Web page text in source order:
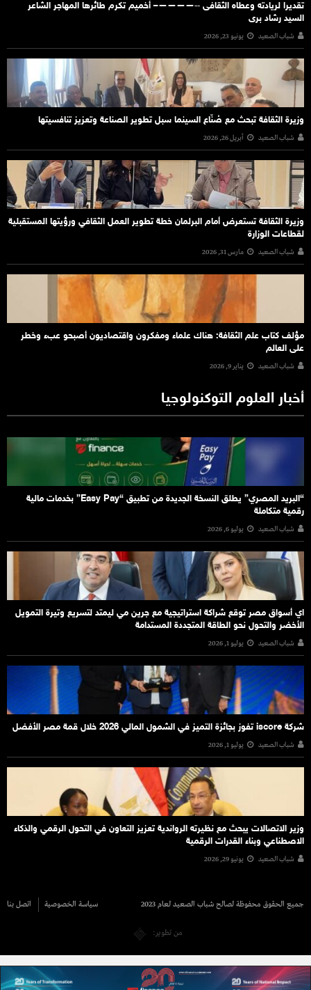
تقديرا لريادته وعطاه الثقافى ‐‐————– أخميم تكرم طائرها المهاجر الشاعر
السيد رشاد برى
شباب الصعيد يونيو 23, 2026
وزيرة الثقافة تبحث مع صُنّاع السينما سبل تطوير الصناعة وتعزيز تنافسيتها
شباب الصعيد أبريل 26, 2026
وزيرة الثقافة تستعرض أمام البرلمان خطة تطوير العمل الثقافي ورؤيتها المستقبلية
لقطاعات الوزارة
شباب الصعيد مارس 31, 2026
مؤلف كتاب علم الثقافة: هناك علماء ومفكرون واقتصاديون أصبحو عبء وخطر
على العالم
شباب الصعيد يناير 9, 2026
أخبار العلوم التوكنولوجيا
“البريد المصري” يطلق النسخة الجديدة من تطبيق “Easy Pay” بخدمات مالية
رقمية متكاملة
شباب الصعيد يوليو 6, 2026
اي أسواق مصر توقع شراكة استراتيجية مع جرين مي ليمتد لتسريع وتيرة التمويل
الأخضر والتحول نحو الطاقة المتجددة المستدامة
شباب الصعيد يوليو 1, 2026
شركة iscore تفوز بجائزة التميز في الشمول المالي 2026 خلال قمة مصر الأفضل
شباب الصعيد يوليو 1, 2026
وزير الاتصالات يبحث مع نظيرته الرواندية تعزيز التعاون في التحول الرقمي والذكاء
الاصطناعي وبناء القدرات الرقمية
شباب الصعيد يونيو 29, 2026
جميع الحقوق محفوظة لصالح شباب الصعيد لعام 2023 سياسة الخصوصية اتصل بنا
من تطوير: